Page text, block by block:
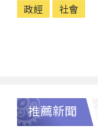
政經 社會
推薦新聞